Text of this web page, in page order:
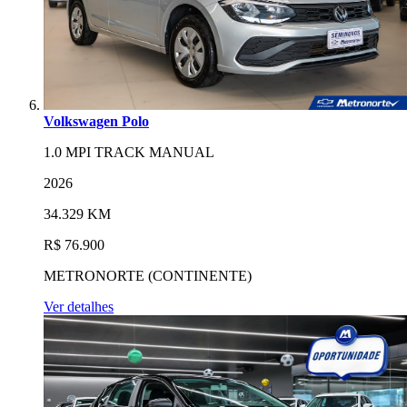
Volkswagen Polo
1.0 MPI TRACK MANUAL
2026
34.329 KM
R$ 76.900
METRONORTE (CONTINENTE)
Ver detalhes